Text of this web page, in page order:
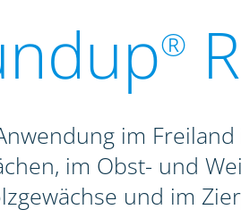
®
im
im Obst- und
und im